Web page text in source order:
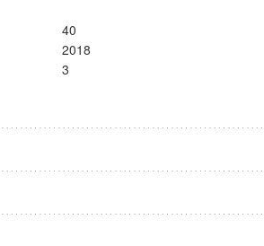
40
2018
3